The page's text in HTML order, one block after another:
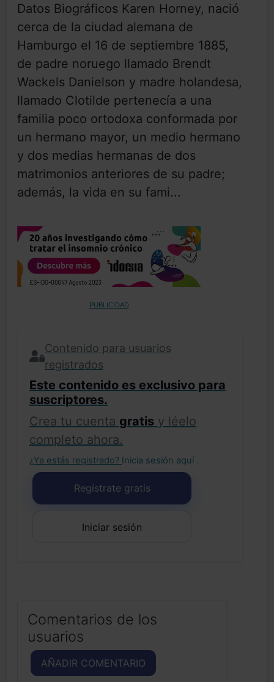
Datos Biográficos Karen Horney, nació
cerca de la ciudad alemana de
Hamburgo el 16 de septiembre 1885,
de padre noruego llamado Brendt
Wackels Danielson y madre holandesa,
llamado Clotilde pertenecía a una
familia poco ortodoxa conformada por
un hermano mayor, un medio hermano
y dos medias hermanas de dos
matrimonios anteriores de su padre;
además, la vida en su fami...
PUBLICIDAD
Contenido para usuarios
registrados
Este contenido es exclusivo para
suscriptores.
Crea tu cuenta gratis y léelo
completo ahora.
¿Ya estás registrado? Inicia sesión aquí .
Regístrate gratis
Iniciar sesión
Comentarios de los
usuarios
AÑADIR COMENTARIO